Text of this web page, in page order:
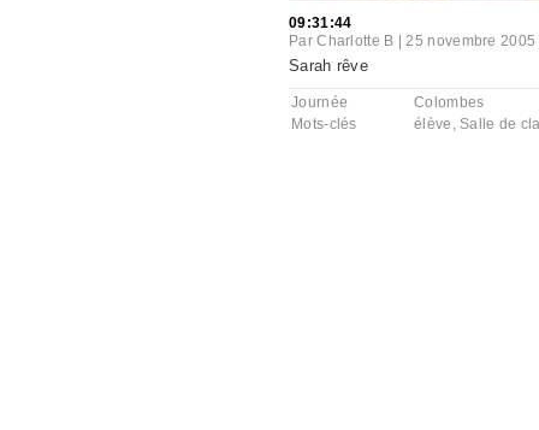
09:31:44
ParCharlotte B |25 novembre 2005
Sarah rêve
Journée
Colombes
Mots-clés
élève , Salle de